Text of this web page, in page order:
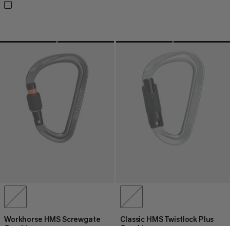
Workhorse HMS Screwgate
Classic HMS Twistlock Plus